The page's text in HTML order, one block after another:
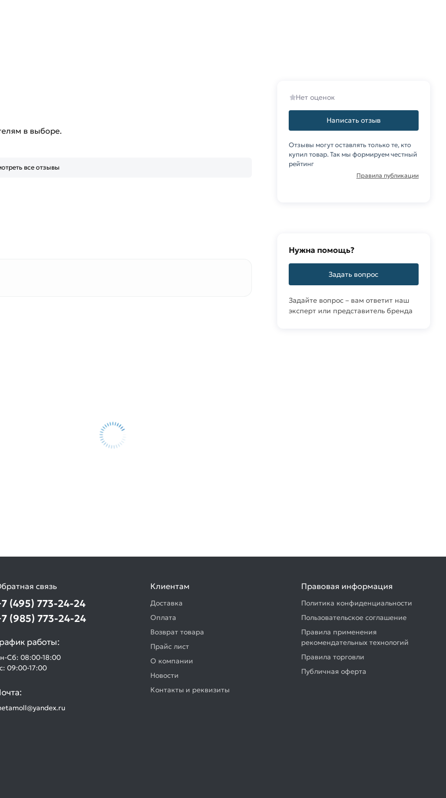
в выборе.
все отзывы
Нет оценок
Написать отзыв
Отзывы могут оставлять только те, кто
купил товар. Так мы формируем честный
рейтинг
Правила публикации
Нужна помощь?
Задать вопрос
Задайте вопрос – вам ответит наш
эксперт или представитель бренда
связь
(495) 773-24-24
(985) 773-24-24
работы:
Сб: 08:00-18:00
09:00-17:00
Клиентам
Доставка
Оплата
Возврат товара
Прайс лист
О компании
Новости
Контакты и реквизиты
Правовая информация
Политика конфиденциальности
Пользовательское соглашение
Правила применения
рекомендательных технологий
Правила торговли
Публичная оферта